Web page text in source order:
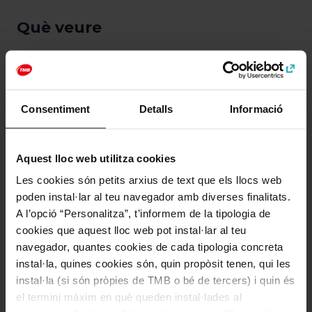
Consentiment Detalls Informació
Aquest lloc web utilitza cookies
Les cookies són petits arxius de text que els llocs web
poden instal·lar al teu navegador amb diverses finalitats.
A l’opció “Personalitza”, t’informem de la tipologia de
cookies que aquest lloc web pot instal·lar al teu
navegador, quantes cookies de cada tipologia concreta
instal·la, quines cookies són, quin propòsit tenen, qui les
instal·la (si són pròpies de TMB o bé de tercers) i quin és
el termini màxim en què queden instal·lades al
Què veure
Parc de l'Espanya
Industrial